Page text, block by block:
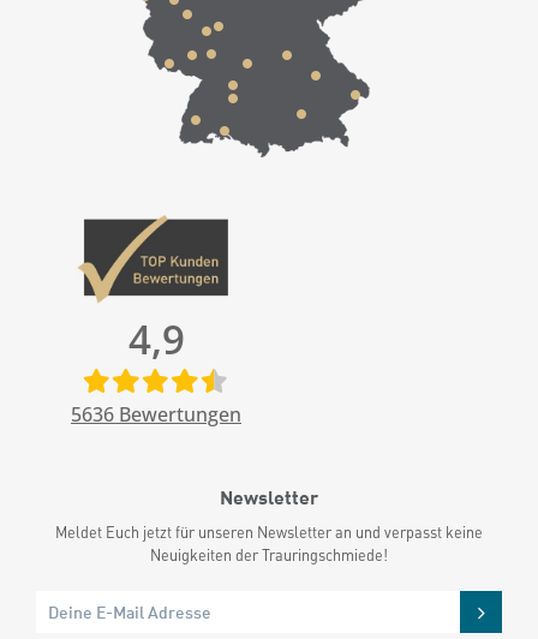
4,9
5636 Bewertungen
Newsletter
Meldet Euch jetzt für unseren Newsletter an und verpasst keine
Neuigkeiten der Trauringschmiede!